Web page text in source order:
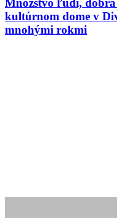
Množstvo ľudí,
kultúrnom dome v
mnohými rokmi